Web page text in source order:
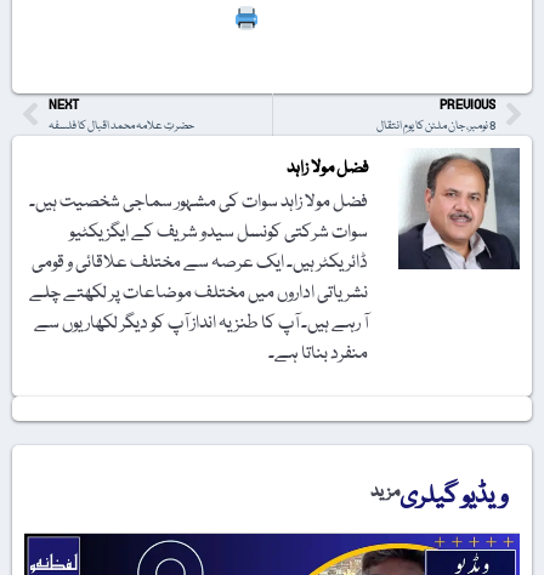
PREVIOUS
8 نومبر، جان ملٹن کا یومِ انتقال
NEXT
حضرتِ علامہ محمد اقبال کا فلسفہ
فضل مولا زاہد
فضل مولا زاہد سوات کی مشہور سماجی شخصیت ہیں۔
سوات شرکتی کونسل سیدو شریف کے ایگزیکٹیو
ڈائریکٹر ہیں۔ ایک عرصہ سے مختلف علاقائی و قومی
نشریاتی اداروں میں مختلف موضاعات پر لکھتے چلے
آ رہے ہیں۔ آپ کا طنزیہ انداز آپ کو دیگر لکھاریوں سے
منفرد بناتا ہے۔
ویڈیو گیلریمزید